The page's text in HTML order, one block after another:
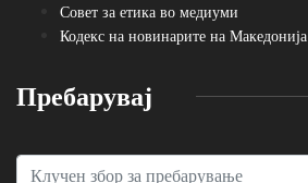
Совет за етика во медиуми
Кодекс на новинарите на Македонија
Пребарувај